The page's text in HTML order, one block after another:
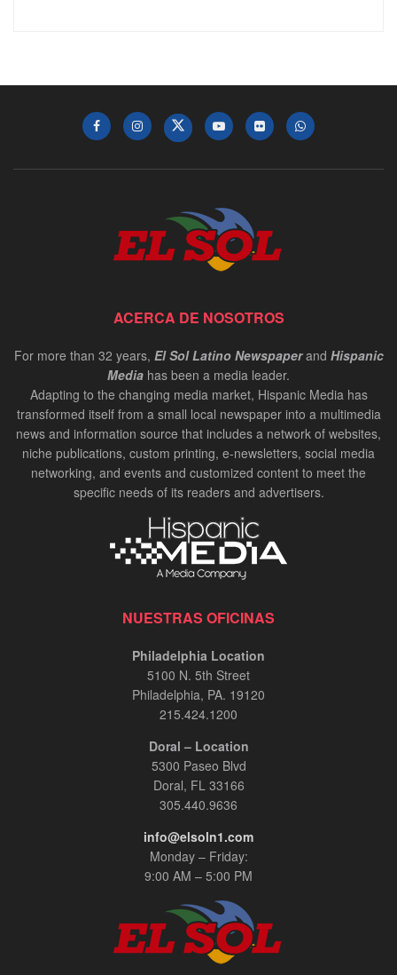
ACERCA DE NOSOTROS
For more than 32 years, El Sol Latino Newspaperand Hispanic
Media has been a media leader.
Adapting to the changing media market, Hispanic Media has
transformed itself from a small local newspaper into a multimedia
news and information source that includes a network of websites,
niche publications, custom printing, e-newsletters, social media
networking, and events and customized content to meet the
specific needs of its readers and advertisers.
NUESTRAS OFICINAS
Philadelphia Location
5100 N. 5th Street
Philadelphia, PA. 19120
215.424.1200
Doral – Location
5300 Paseo Blvd
Doral, FL 33166
305.440.9636
info@elsoln1.com
Monday – Friday:
9:00 AM – 5:00 PM